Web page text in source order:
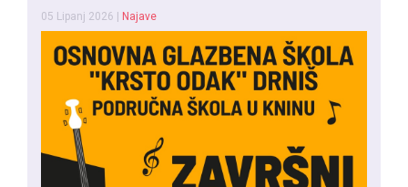
05 Lipanj 2026 Najave